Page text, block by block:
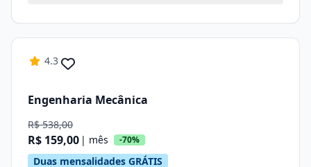
4.3
Engenharia Mecânica
R$ 538,00
R$ 159,00 | mês -70%
Duas mensalidades GRÁTIS